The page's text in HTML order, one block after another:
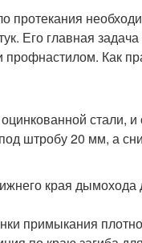
протекания
Его главная
Как
стали,
штробу 20 мм, а
края дымохода
примыкания